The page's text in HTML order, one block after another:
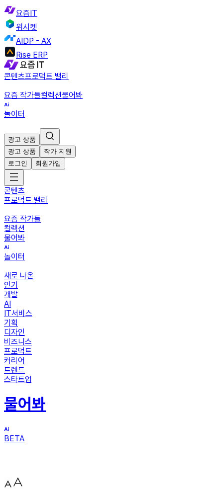
요즘IT
위시켓
AIDP - AX
Rise ERP
콘텐츠프로덕트 밸리
요즘 작가들컬렉션물어봐
놀이터
광고 상품
광고 상품
작가 지원
로그인
회원가입
콘텐츠
프로덕트 밸리
요즘 작가들
컬렉션
물어봐
놀이터
새로 나온
인기
개발
AI
IT서비스
기획
디자인
비즈니스
프로덕트
커리어
트렌드
스타트업
물어봐
BETA